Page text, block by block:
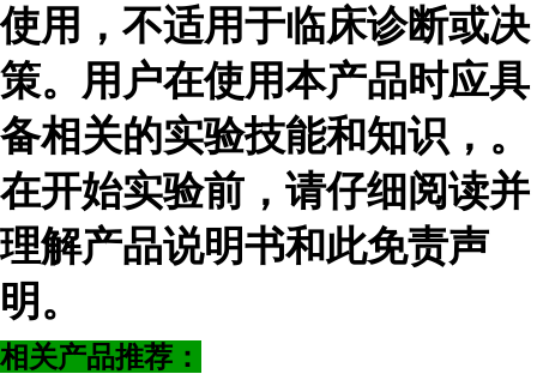
使用，不适用于临床诊断或决
策。用户在使用本产品时应具
备相关的实验技能和知识， 。
在开始实验前，请仔细阅读并
理解产品说明书和此免责声
明。
相关产品推荐：